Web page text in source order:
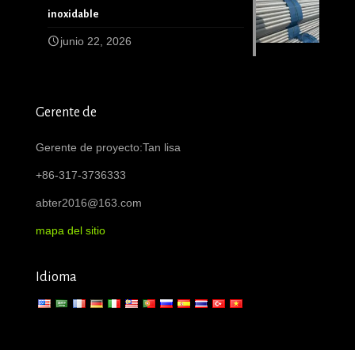
inoxidable
junio 22, 2026
Gerente de
Gerente de proyecto:Tan lisa
+86-317-3736333
abter2016@163.com
mapa del sitio
Idioma